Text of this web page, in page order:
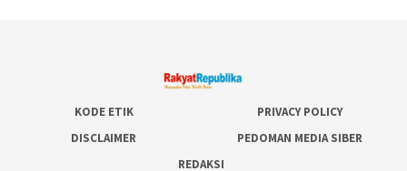
KODE ETIK
PRIVACY POLICY
DISCLAIMER
PEDOMAN MEDIA SIBER
REDAKSI